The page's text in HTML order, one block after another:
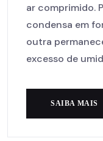
ar comprimido.
condensa em
outra
excesso de
SAIBA MAIS